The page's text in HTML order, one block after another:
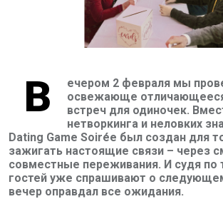
В
ечером 2 февраля мы
освежающе
встреч для одиночек.
нетворкинга и неловких
Dating Game Soirée был создан для
зажигать настоящие связи – через
совместные переживания. И судя по
гостей уже спрашивают о
вечер оправдал все ожидания.